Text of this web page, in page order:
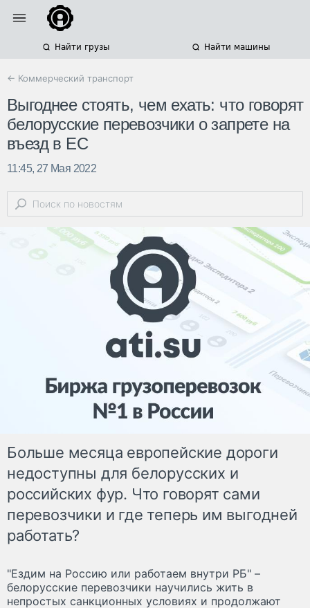
Найти грузы Найти машины
← Коммерческий транспорт
Выгоднее стоять, чем ехать: что говорят
белорусские перевозчики о запрете на
въезд в ЕС
11:45, 27 Мая 2022
Больше месяца европейские дороги
недоступны для белорусских и
российских фур. Что говорят сами
перевозчики и где теперь им выгодней
работать?
"Ездим на Россию или работаем внутри РБ" –
белорусские перевозчики научились жить в
непростых санкционных условиях и продолжают